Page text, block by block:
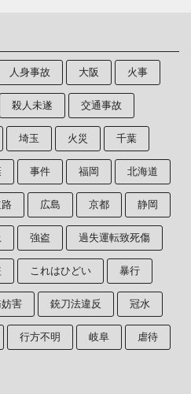
人身事故 大阪 火事
殺人未遂 交通事故
埼玉 火災 千葉
事件 福岡 北海道
広島 京都 静岡
強盗 過失運転致死傷
これはひどい 暴行
妨害 銃刀法違反 冠水
行方不明 岐阜 虐待